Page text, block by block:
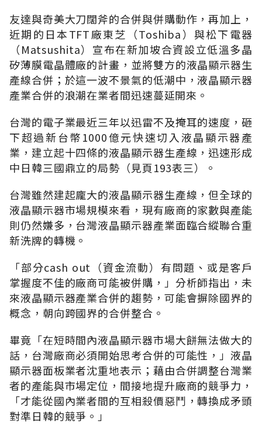
友達與奇美大刀闊斧的合併與併購動作，再加上，
近期的日本TFT廠東芝（Toshiba）與松下電器
（Matsushita）宣布在新加坡合資設立低溫多晶
矽薄膜電晶體廠的計畫，並將雙方的液晶顯示器生
產線合併；於這一波不景氣的低潮中，液晶顯示器
產業合併的浪潮在業者間迅速蔓延開來。
台灣的電子業最近三年以迅雷不及掩耳的速度，砸
下超過新台幣1000億元快速切入液晶顯示器產
業，建立起十四條的液晶顯示器生產線，迅速形成
中日韓三國鼎立的局勢（見頁193表三）。
台灣雖然建起龐大的液晶顯示器生產線，但全球的
液晶顯示器市場規模來看，現有廠商的家數與產能
則仍然嫌多，台灣液晶顯示器產業面臨合縱聯合重
新洗牌的轉機。
「部分cash out（資金流動）有問題、或是客戶
掌握度不佳的廠商可能被併購，」分析師指出，未
來液晶顯示器產業合併的趨勢，可能會摒除國界的
概念，朝向跨國界的合併整合。
畢竟「在短時間內液晶顯示器市場大餅無法做大的
話，台灣廠商必須開始思考合併的可能性，」液晶
顯示器面板業者沈重地表示；藉由合併調整台灣業
者的產能與市場定位，間接地提升廠商的競爭力，
「才能從國內業者間的互相殺價惡鬥，轉換成矛頭
對準日韓的競爭。」